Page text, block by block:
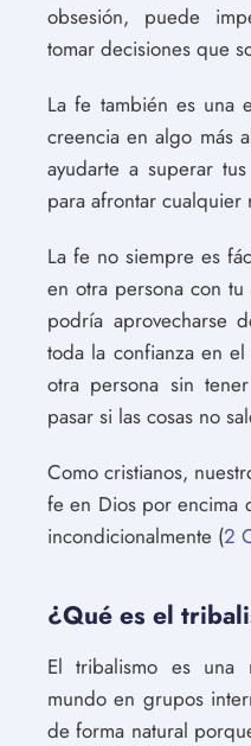
obsesión, puede
tomar decisiones que
La fe también es una
creencia en algo más
ayudarte a superar
para afrontar
La fe no siempre es
en otra persona con
podría aprovecharse
toda la confianza en
otra persona sin
pasar si las cosas no
Como cristianos,
fe en Dios por encima
incondicionalmente (2
¿Qué es el
El tribalismo es una
mundo en grupos
de forma natural